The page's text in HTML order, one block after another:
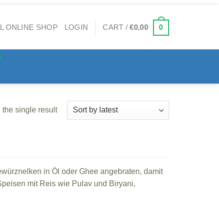
LOGIN CART /€0,00 0
the single result
in Öl oder Ghee angebraten, damit
mit Reis wie Pulav und Biryani,